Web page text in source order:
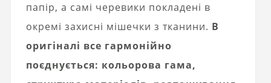
папір, а самі черевики покладені в
окремі захисні мішечки з тканини. В
оригіналі все гармонійно
поєднується: кольорова гама,